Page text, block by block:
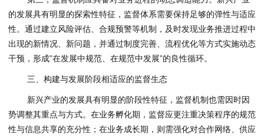
的发展具有明显的探索性特征，监督体系需要保持足够的弹性与适应
性。通过建立风险评估、合规预警等机制，及时发现业务推进过程中
出现的新情况、新问题，并通过制度完善、流程优化等方式实施动态
干预，形成”在发展中规范、在规范中发展”的良性循环。
三、构建与发展阶段相适应的监督生态
新兴产业的发展具有明显的阶段性特征，监督机制也需因时因
势调整其重点与方式。在业务孵化期，监督应更注重决策程序的规范
性与信息共享的充分性；在业务成长期，则需强化对合作网络、供应